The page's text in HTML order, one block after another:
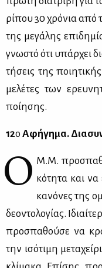
ρί­που 30 χρό­νια από
της με­γά­λης
γνω­στό ότι υπάρ­χει
τή­σεις της
με­λέ­τες των
ποί­η­σης.
12ο Αφή­γη­μα.
Ο Μ.Μ.
κό­τη­τα και
κα­νό­νες της
δε­ο­ντο­λο­γί­ας.
προ­σπα­θού­σε να
την ισό­τι­μη